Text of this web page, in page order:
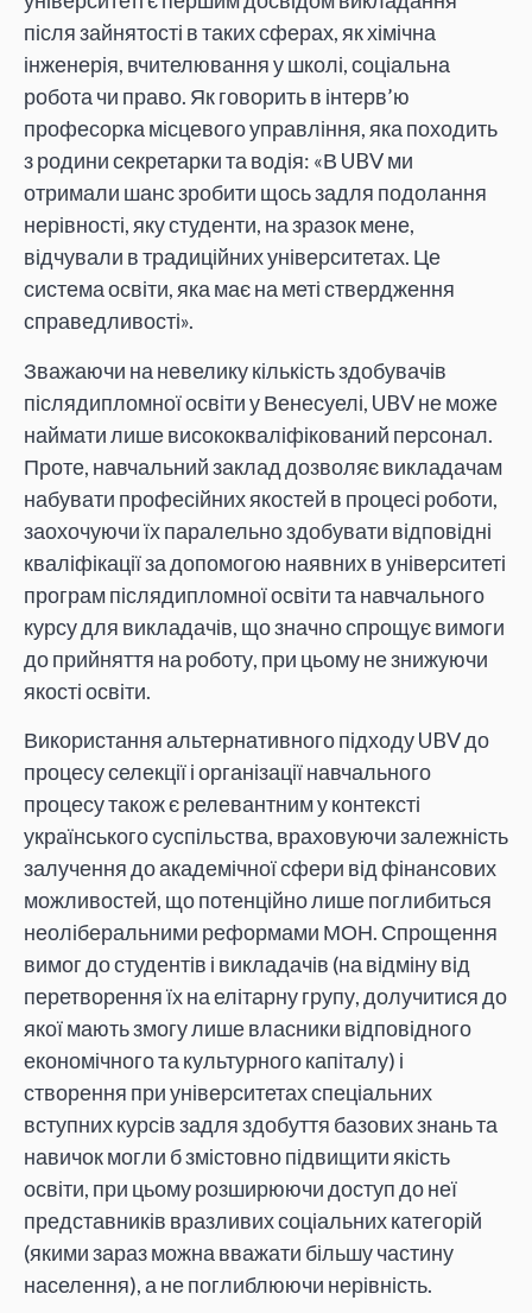
після зайнятості в таких сферах, як хімічна
інженерія, вчителювання у школі, соціальна
робота чи право. Як говорить в інтерв’ю
професорка місцевого управління, яка походить
з родини секретарки та водія: «В UBV ми
отримали шанс зробити щось задля подолання
нерівності, яку студенти, на зразок мене,
відчували в традиційних університетах. Це
система освіти, яка має на меті ствердження
справедливості».
Зважаючи на невелику кількість здобувачів
післядипломної освіти у Венесуелі, UBV не може
наймати лише висококваліфікований персонал.
Проте, навчальний заклад дозволяє викладачам
набувати професійних якостей в процесі роботи,
заохочуючи їх паралельно здобувати відповідні
кваліфікації за допомогою наявних в університеті
програм післядипломної освіти та навчального
курсу для викладачів, що значно спрощує вимоги
до прийняття на роботу, при цьому не знижуючи
якості освіти.
Використання альтернативного підходу UBV до
процесу селекції і організації навчального
процесу також є релевантним у контексті
українського суспільства, враховуючи залежність
залучення до академічної сфери від фінансових
можливостей, що потенційно лише поглибиться
неоліберальними реформами МОН. Спрощення
вимог до студентів і викладачів (на відміну від
перетворення їх на елітарну групу, долучитися до
якої мають змогу лише власники відповідного
економічного та культурного капіталу) і
створення при університетах спеціальних
вступних курсів задля здобуття базових знань та
навичок могли б змістовно підвищити якість
освіти, при цьому розширюючи доступ до неї
представників вразливих соціальних категорій
(якими зараз можна вважати більшу частину
населення), а не поглиблюючи нерівність.